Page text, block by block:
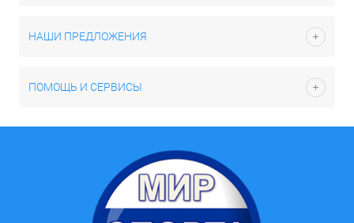
НАШИ ПРЕДЛОЖЕНИЯ
ПОМОЩЬ И СЕРВИСЫ